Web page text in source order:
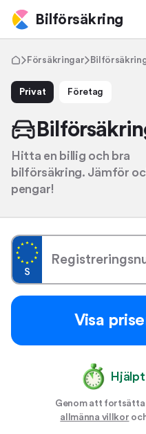
Bilförsäkring
Försäkringar
Privat Företag
Hitta en billig och bra
bilförsäkring. Jämför
pengar!
Visa
Genom att fortsätta
allmänna villkor